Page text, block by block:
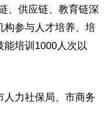
、供应链、教育链深
构参与人才培养、培
能培训1000人次以
人力社保局、市商务